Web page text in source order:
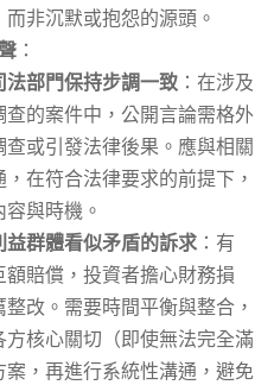
非沉默或抱怨的源頭。
：
法部門保持步調一致 ：在涉及
查的案件中，公開言論需格外
或引發法律後果。應與相關
在符合法律要求的前提下，
與時機。
益群體看似矛盾的訴求 ：有
額賠償，投資者擔心財務損
改。需要時間平衡與整合，
核心關切（即使無法完全滿
案，再進行系統性溝通，避免